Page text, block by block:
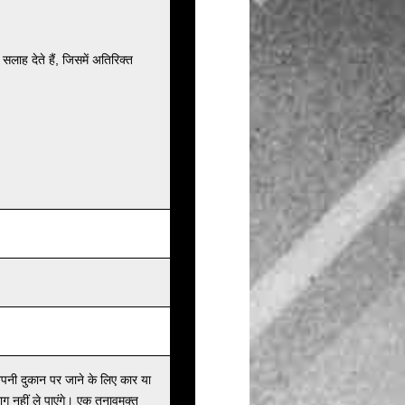
देते हैं, जिसमें अतिरिक्त
दुकान पर जाने के लिए कार या
नहीं ले पाएंगे। एक तनावमुक्त